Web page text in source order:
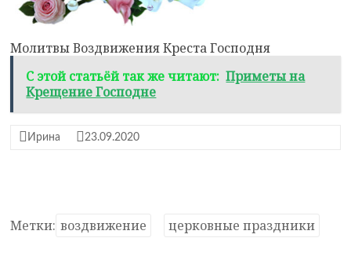
Молитвы Воздвижения Креста Господня
С этой статьёй так же читают: Приметы на
Крещение Господне
Ирина 23.09.2020
Метки: воздвижение церковные праздники